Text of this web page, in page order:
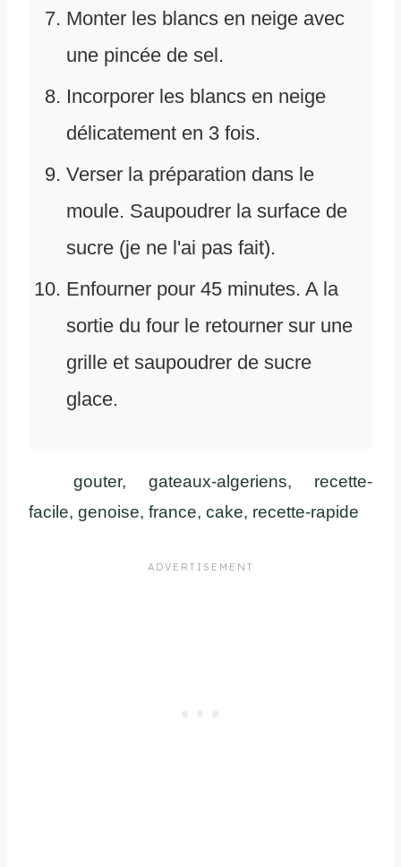
Monter les blancs en neige avec
une pincée de sel.
Incorporer les blancs en neige
délicatement en 3 fois.
Verser la préparation dans le
moule. Saupoudrer la surface de
sucre (je ne l'ai pas fait).
Enfourner pour 45 minutes. A la
sortie du four le retourner sur une
grille et saupoudrer de sucre
glace.
gouter, gateaux-algeriens, recette-
facile, genoise, france, cake, recette-rapide